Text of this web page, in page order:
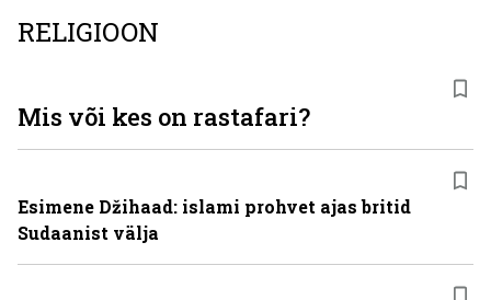
RELIGIOON
Mis või kes on rastafari?
Esimene Džihaad: islami prohvet ajas britid
Sudaanist välja